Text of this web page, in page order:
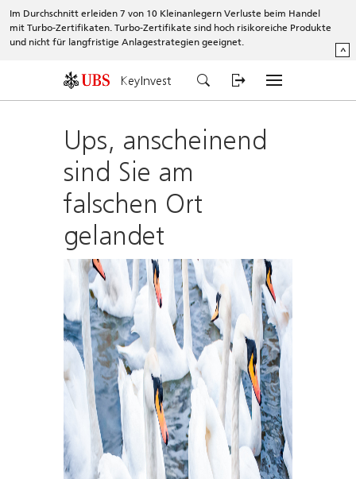
Im Durchschnitt erleiden 7 von 10 Kleinanlegern Verluste beim Handel
mit Turbo-Zertifikaten. Turbo-Zertifikate sind hoch risikoreiche Produkte
und nicht für langfristige Anlagestrategien geeignet.
^
KeyInvest
Ups, anscheinend
sind Sie am
falschen Ort
gelandet